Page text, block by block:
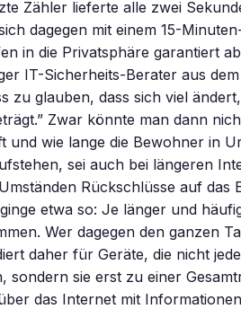
Zähler lieferte alle zwei
dagegen mit einem 15-
in die Privatsphäre garantiert
IT-Sicherheits-Berater aus
zu glauben, dass sich viel
Zwar könnte man dann
und wie lange die Bewohner in
sei auch bei längeren
Rückschlüsse auf das
etwa so: Je länger und
Wer dagegen den ganzen
daher für Geräte, die nicht
sondern sie erst zu einer
das Internet mit